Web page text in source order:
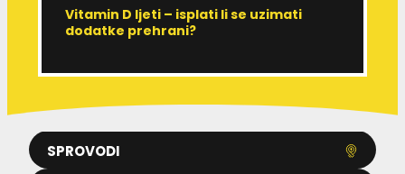
SPROVODI
Vitamin D ljeti – isplati li se uzimati
dodatke prehrani?